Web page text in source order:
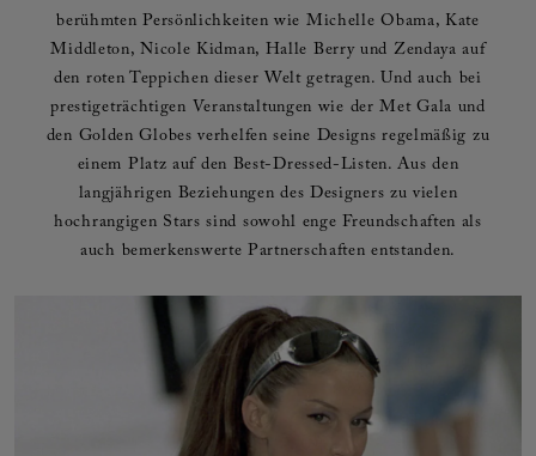
berühmten Persönlichkeiten wie Michelle Obama, Kate
Middleton, Nicole Kidman, Halle Berry und Zendaya auf
den roten Teppichen dieser Welt getragen. Und auch bei
prestigeträchtigen Veranstaltungen wie der Met Gala und
den Golden Globes verhelfen seine Designs regelmäßig zu
einem Platz auf den Best-Dressed-Listen. Aus den
langjährigen Beziehungen des Designers zu vielen
hochrangigen Stars sind sowohl enge Freundschaften als
auch bemerkenswerte Partnerschaften entstanden.